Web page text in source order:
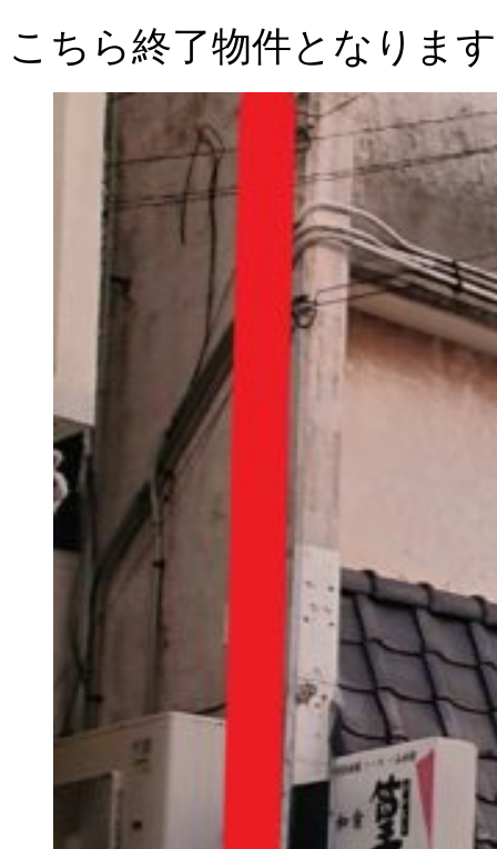
こちら終了物件となりま